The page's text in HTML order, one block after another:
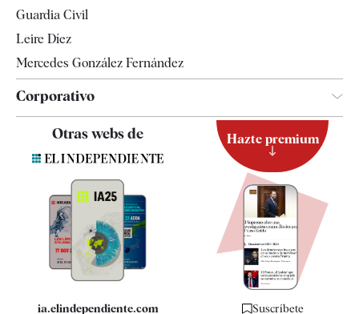
Guardia Civil
Leire Díez
Mercedes González Fernández
Corporativo
Contacto
Quiénes somos
Especificaciones
Otras webs de
ia.elindependiente.com
Hazte premium
Suscríbete